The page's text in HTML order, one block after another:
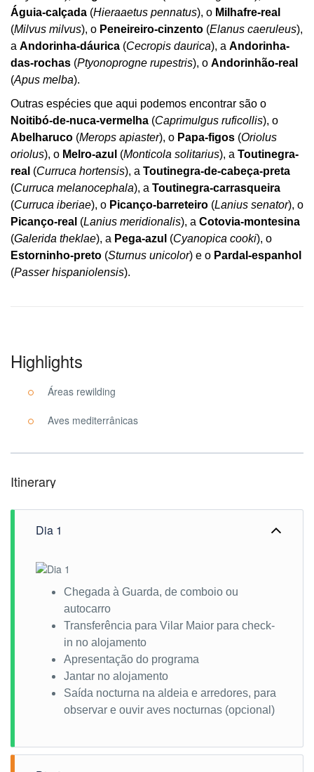
Águia-calçada (Hieraaetus pennatus), o Milhafre-real
(Milvus milvus), o Peneireiro-cinzento (Elanus caeruleus),
a Andorinha-dáurica (Cecropis daurica), a Andorinha-
das-rochas (Ptyonoprogne rupestris), o Andorinhão-real
(Apus melba).
Outras espécies que aqui podemos encontrar são o
Noitibó-de-nuca-vermelha (Caprimulgus ruficollis), o
Abelharuco (Merops apiaster), o Papa-figos (Oriolus
oriolus), o Melro-azul (Monticola solitarius), a Toutinegra-
real (Curruca hortensis), a Toutinegra-de-cabeça-preta
(Curruca melanocephala), a Toutinegra-carrasqueira
(Curruca iberiae), o Picanço-barreteiro (Lanius senator), o
Picanço-real (Lanius meridionalis), a Cotovia-montesina
(Galerida theklae), a Pega-azul (Cyanopica cooki), o
Estorninho-preto (Sturnus unicolor) e o Pardal-espanhol
(Passer hispaniolensis).
Highlights
Áreas rewilding
Aves mediterrânicas
Itinerary
Dia 1
Chegada à Guarda, de comboio ou
autocarro
Transferência para Vilar Maior para check-
in no alojamento
Apresentação do programa
Jantar no alojamento
Saída nocturna na aldeia e arredores, para
observar e ouvir aves nocturnas (opcional)